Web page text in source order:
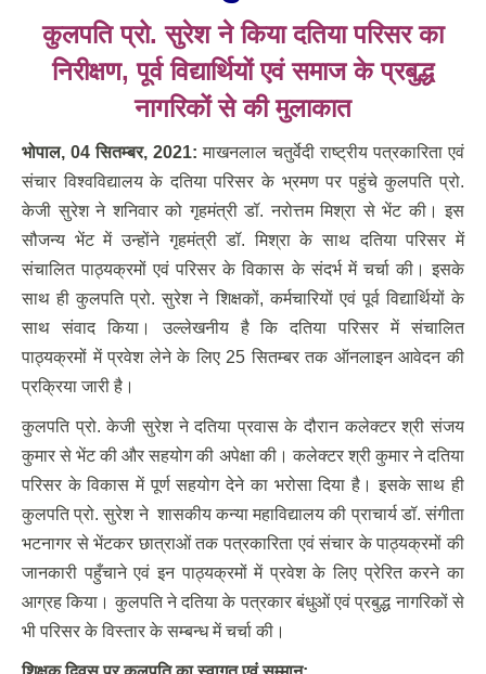
कुलपति प्रो. सुरेश ने किया दतिया परिसर का
निरीक्षण, पूर्व विद्यार्थियों एवं समाज के प्रबुद्ध
नागरिकों से की मुलाकात
भोपाल, 04 सितम्‍बर, 2021: माखनलाल चतुर्वेदी राष्ट्रीय पत्रकारिता एवं
संचार विश्वविद्यालय के दतिया परिसर के भ्रमण पर पहुंचे कुलपति प्रो.
केजी सुरेश ने शनिवार को गृहमंत्री डॉ. नरोत्तम मिश्रा से भेंट की। इस
सौजन्य भेंट में उन्होंने गृहमंत्री डॉ. मिश्रा के साथ दतिया परिसर में
संचालित पाठ्यक्रमों एवं परिसर के विकास के संदर्भ में चर्चा की। इसके
साथ ही कुलपति प्रो. सुरेश ने शिक्षकों, कर्मचारियों एवं पूर्व विद्यार्थियों के
साथ संवाद किया। उल्लेखनीय है कि दतिया परिसर में संचालित
पाठ्यक्रमों में प्रवेश लेने के लिए 25 सितम्बर तक ऑनलाइन आवेदन की
प्रक्रिया जारी है।
कुलपति प्रो. केजी सुरेश ने दतिया प्रवास के दौरान कलेक्टर श्री संजय
कुमार से भेंट की और सहयोग की अपेक्षा की। कलेक्टर श्री कुमार ने दतिया
परिसर के विकास में पूर्ण सहयोग देने का भरोसा दिया है। इसके साथ ही
कुलपति प्रो. सुरेश ने शासकीय कन्या महाविद्यालय की प्राचार्य डॉ. संगीता
भटनागर से भेंटकर छात्राओं तक पत्रकारिता एवं संचार के पाठ्यक्रमों की
जानकारी पहुँचाने एवं इन पाठ्यक्रमों में प्रवेश के लिए प्रेरित करने का
आग्रह किया। कुलपति ने दतिया के पत्रकार बंधुओं एवं प्रबुद्ध नागरिकों से
भी परिसर के विस्तार के सम्बन्ध में चर्चा की।